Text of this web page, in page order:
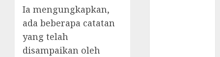
Ia mengungkapkan,
ada beberapa catatan
yang telah
disampaikan oleh